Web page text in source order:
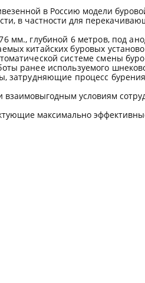
в Россию модели
в частности для
мм., глубиной 6 метров, под
китайских буровых
системе смены
ранее используемого
затрудняющие процесс
условиям
максимально